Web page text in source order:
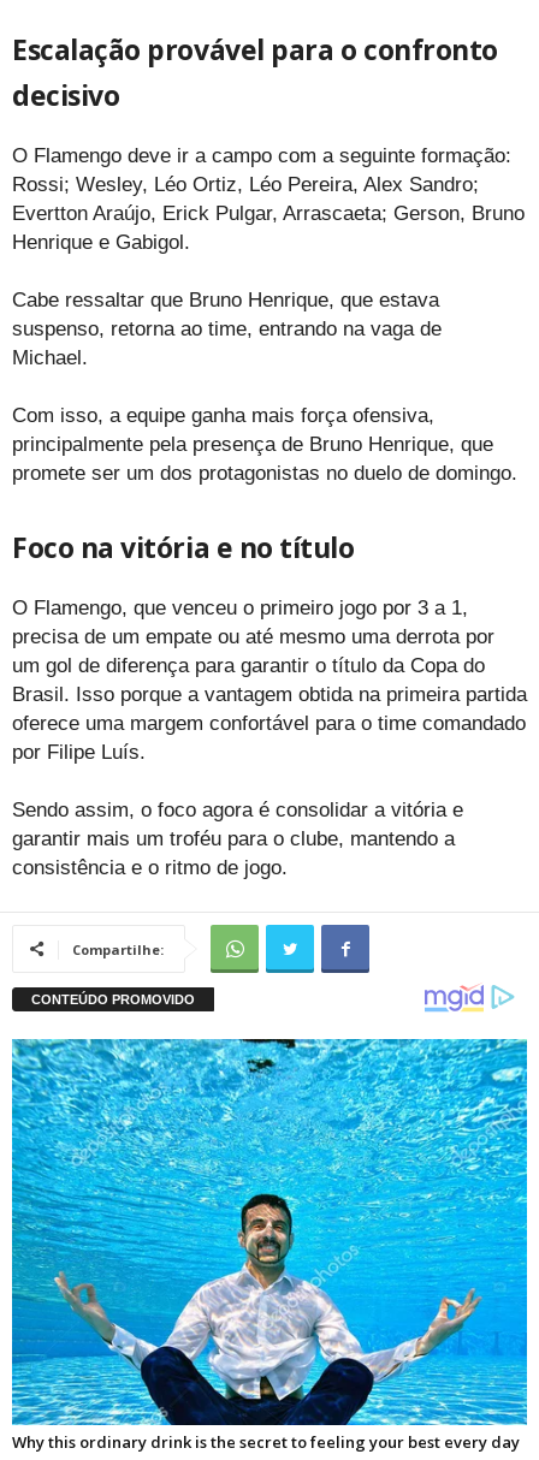
Escalação provável para o confronto
decisivo
O Flamengo deve ir a campo com a seguinte formação:
Rossi; Wesley, Léo Ortiz, Léo Pereira, Alex Sandro;
Evertton Araújo, Erick Pulgar, Arrascaeta; Gerson, Bruno
Henrique e Gabigol.
Cabe ressaltar que Bruno Henrique, que estava
suspenso, retorna ao time, entrando na vaga de
Michael.
Com isso, a equipe ganha mais força ofensiva,
principalmente pela presença de Bruno Henrique, que
promete ser um dos protagonistas no duelo de domingo.
Foco na vitória e no título
O Flamengo, que venceu o primeiro jogo por 3 a 1,
precisa de um empate ou até mesmo uma derrota por
um gol de diferença para garantir o título da Copa do
Brasil. Isso porque a vantagem obtida na primeira partida
oferece uma margem confortável para o time comandado
por Filipe Luís.
Sendo assim, o foco agora é consolidar a vitória e
garantir mais um troféu para o clube, mantendo a
consistência e o ritmo de jogo.
Compartilhe: